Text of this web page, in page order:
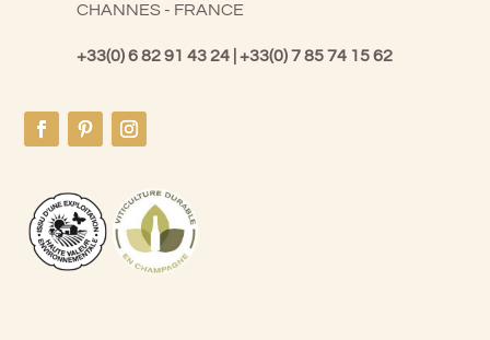
CHANNES - FRANCE
+33(0) 6 82 91 43 24 | +33(0) 7 85 74 15 62